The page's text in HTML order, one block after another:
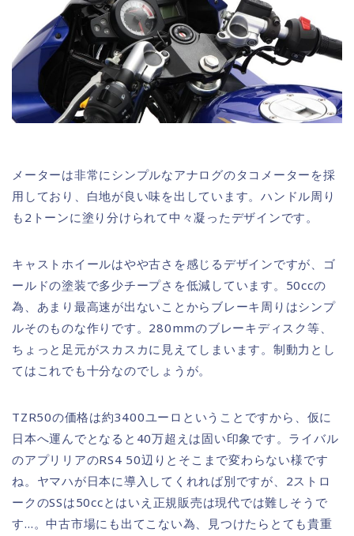
メーターは非常にシンプルなアナログのタコメーターを採
用しており、白地が良い味を出しています。ハンドル周り
も2トーンに塗り分けられて中々凝ったデザインです。
キャストホイールはやや古さを感じるデザインですが、ゴ
ールドの塗装で多少チープさを低減しています。50ccの
為、あまり最高速が出ないことからブレーキ周りはシンプ
ルそのものな作りです。280mmのブレーキディスク等、
ちょっと足元がスカスカに見えてしまいます。制動力とし
てはこれでも十分なのでしょうが。
TZR50の価格は約3400ユーロということですから、仮に
日本へ運んでとなると40万超えは固い印象です。ライバル
のアプリリアのRS4 50辺りとそこまで変わらない様です
ね。ヤマハが日本に導入してくれれば別ですが、2ストロ
ークのSSは50ccとはいえ正規販売は現代では難しそうで
す…。中古市場にも出てこない為、見つけたらとても貴重